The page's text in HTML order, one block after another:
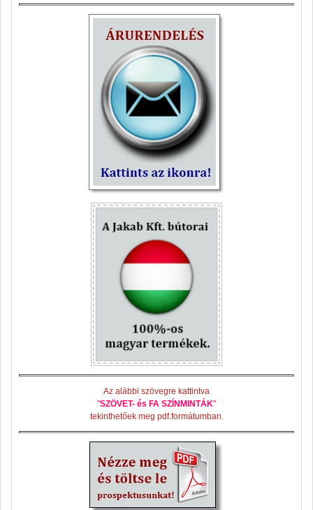
Az alábbi szövegre kattintva
"SZÖVET- és FA SZÍNMINTÁK"
tekinthetőek meg pdf.formátumban.